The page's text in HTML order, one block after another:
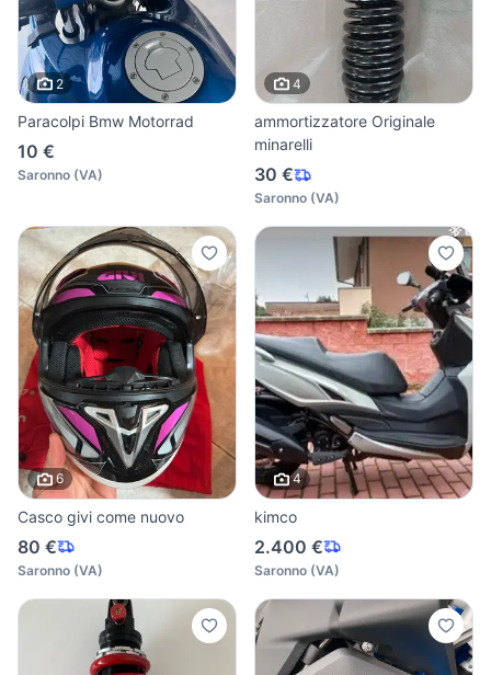
2
Paracolpi Bmw Motorrad
10 €
Saronno (VA)
4
ammortizzatore Originale
minarelli
30 €
Saronno (VA)
6
Casco givi come nuovo
80 €
Saronno (VA)
4
kimco
2.400 €
Saronno (VA)